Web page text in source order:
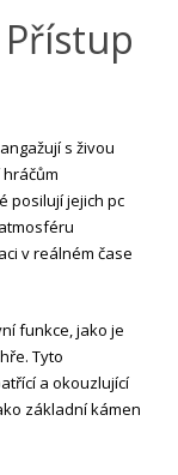
s živou
posilují jejich pc
v reálném čase
funkce, jako je
Tyto
a okouzlující
základní kámen